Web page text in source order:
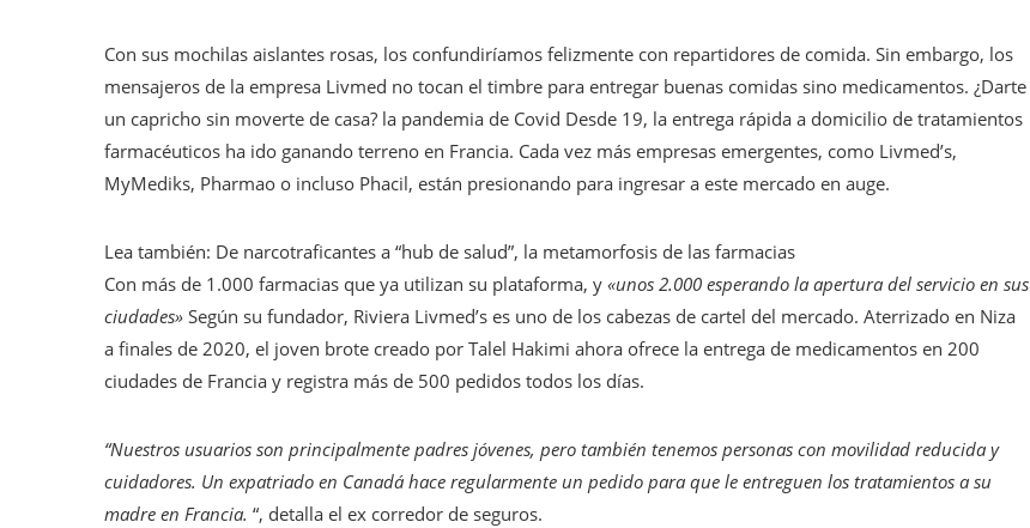
Con sus mochilas aislantes rosas, los confundiríamos felizmente con repartidores de comida. Sin embargo, los
mensajeros de la empresa Livmed no tocan el timbre para entregar buenas comidas sino medicamentos. ¿Darte
un capricho sin moverte de casa? la pandemia de Covid Desde 19, la entrega rápida a domicilio de tratamientos
farmacéuticos ha ido ganando terreno en Francia. Cada vez más empresas emergentes, como Livmed’s,
MyMediks, Pharmao o incluso Phacil, están presionando para ingresar a este mercado en auge.
Lea también: Artículo
reservado
para
nuestros
suscriptores
De narcotraficantes a “hub de salud”, la metamorfosis de las farmacias
Con más de 1.000 farmacias que ya utilizan su plataforma, y «unos 2.000 esperando la apertura del servicio en sus
ciudades» Según su fundador, Riviera Livmed’s es uno de los cabezas de cartel del mercado. Aterrizado en Niza
a finales de 2020, el joven brote creado por Talel Hakimi ahora ofrece la entrega de medicamentos en 200
ciudades de Francia y registra más de 500 pedidos todos los días.
“Nuestros usuarios son principalmente padres jóvenes, pero también tenemos personas con movilidad reducida y
cuidadores. Un expatriado en Canadá hace regularmente un pedido para que le entreguen los tratamientos a su
madre en Francia. “, detalla el ex corredor de seguros.